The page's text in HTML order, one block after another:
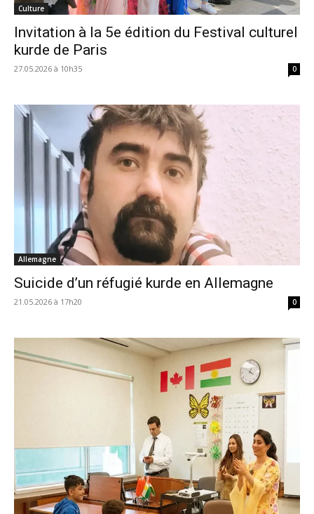
Culture
Invitation à la 5e édition du Festival culturel
kurde de Paris
27.05.2026 à 10h35 0
Allemagne
Suicide d’un réfugié kurde en Allemagne
21.05.2026 à 17h20 0